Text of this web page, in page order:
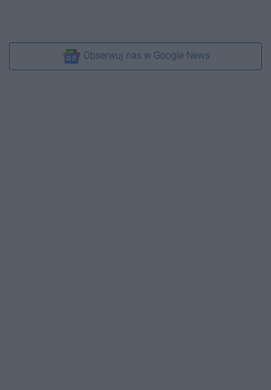
Obserwuj nas w Google News